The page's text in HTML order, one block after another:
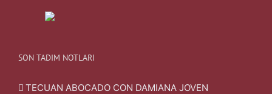
SON TADIM NOTLARI
TECUAN ABOCADO CON DAMIANA JOVEN